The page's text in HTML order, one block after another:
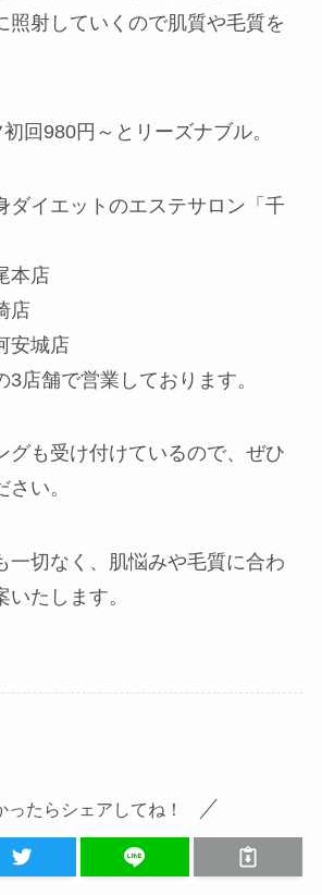
照射していくので肌質や毛質を
回980円～とリーズナブル。
ダイエットのエステサロン「千
本店
店
安城店
3店舗で営業しております。
グも受け付けているので、ぜひ
い。
一切なく、肌悩みや毛質に合わ
たします。
ったらシェアしてね！